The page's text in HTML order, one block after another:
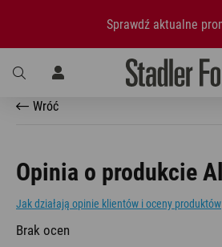
Sprawdź aktualne
Wróć
Opinia o produkcie
Jak działają opinie klientów i oceny produktów
Brak ocen